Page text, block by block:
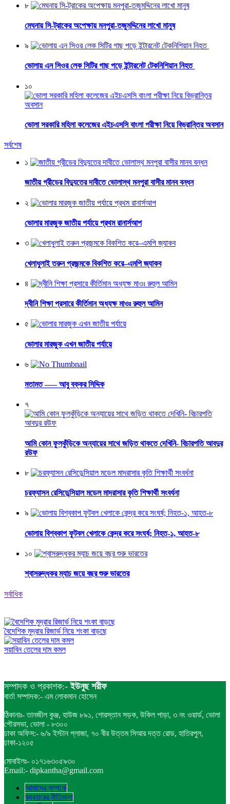
৮
মেঘনায় সি-ট্রাকের অপেক্ষায় মনপুরা-তজুমদ্দিনের লাখো মানুষ
৯
ভোলায় এন সিওর লেক সিটির গাছ পড়ে ইন্টারনেট টেকনিশিয়ান নিহত
১০
ভোলা সরকারি মহিলা কলেজের এইচএসসি বাংলা পরীক্ষা নিয়ে বিভ্রান্তির অবসান
সর্বশেষ
১
জাতীয় গ্রীডের বিদ্যুতের দাবীতে ভোলাস্থ মনপুরা বাসীর মানব বন্ধন
২
ভোলার মারজুক জাতীয় পর্যায়ে প্রথম রানার্সআপ
৩
খেলাধুলাই তরুন প্রজন্মকে বিকশিত করে–এমপি জ্যাকব
৪
দ্বীনি শিক্ষা প্রসারে কীর্তিমান অধ্যক্ষ মাওঃ রুহুল আমিন
৫
ভোলার মারজুক এখন জাতীয় পর্যায়ে
৬
মতামত —– আবু বক্কর সিদ্দিক
৭
আমি কোন ফুলকুঁড়িকে অন্যায়ের সাথে জড়িত থাকতে দেখিনি- বিচারপতি আবদুর
রউফ
৮
চরফ্যাসন রেসিডেন্সিয়াল মডেল মাদরাসার কৃতি শিক্ষার্থী সংবর্ধনা
৯
ভোলায় বিশ্বকাপ ফুটবল খেলাকে কেন্দ্র করে সংঘর্ষ; নিহত-১, আহত-৮
১০
শ্বাসরুদ্ধকর ম্যাচ জয়ে বছর শুরু ভারতের
সর্বাধিক
বৈদেশিক মুদ্রার রিজার্ভ নিয়ে শংকা বাড়ছে
সয়াবিন তেলের দাম কমল
সম্পাদক ও প্রকাশক:-ইউনুছ শরীফ
বার্তা সম্পাদক:- এম লোকমান হোসেন
ঠিকানাঃ- তানজীল কুঞ্জ, হাউজ ৮৯১, গোরস্তান সড়ক, উকিল পাড়া, ৩ নং ওয়ার্ড, ভোলা
পৌরসভা, ভোলা - ৮৩০০
ঢাকা অফিস:- ৬/৯ ইস্টান প্লাজা, ৭০ বীর উত্তম সিআর দত্ত রোড, হাতিরপুল,
ঢাকা-১২০৫
মোবাইলঃ- ০১৭১৬৩০৫৯৩০
Email:- dipkantha@gmail.com
আমাদের সম্পর্কে
ব্যবহারের নীতিমালা